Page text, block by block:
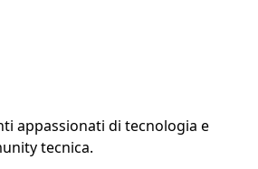
appassionati di tecnologia e
tecnica.